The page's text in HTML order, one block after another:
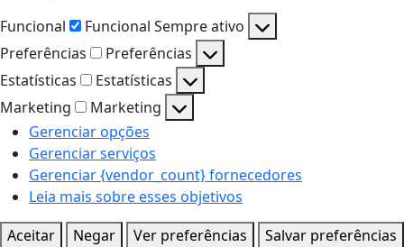
Funcional
Funcional Sempre ativo
Preferências
Preferências
Estatísticas
Estatísticas
Marketing
Marketing
Gerenciar opções
Gerenciar serviços
Gerenciar {vendor_count} fornecedores
Leia mais sobre esses objetivos
Aceitar
Negar Ver preferências
Salvar preferências